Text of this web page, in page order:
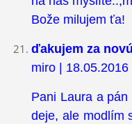
Bože milujem ťa!
ďakujem za
miro | 18.05.2016
Pani Laura a
deje, ale modlím